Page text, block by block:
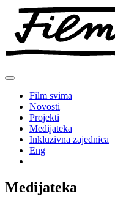
Preskoči
sadržaj
Film svima
Novosti
Projekti
Medijateka
Inkluzivna zajednica
Eng
Medijateka